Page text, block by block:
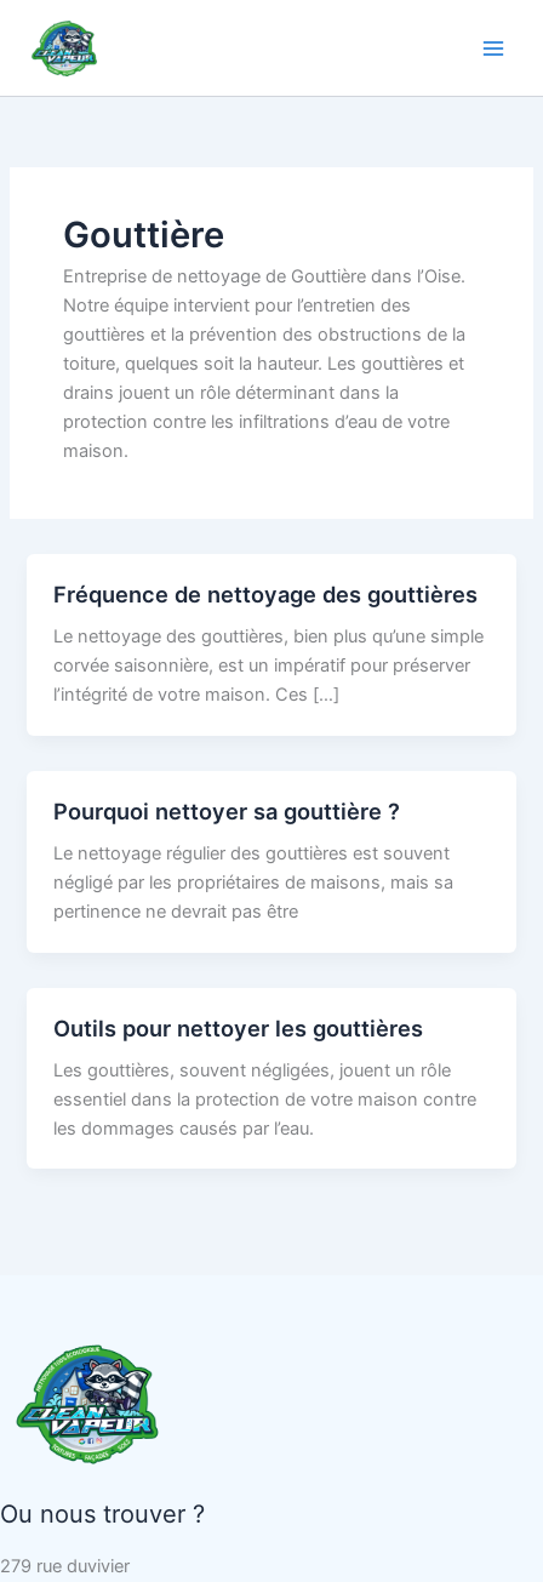
contenu
Gouttière
Entreprise de nettoyage de Gouttière dans l’Oise.
Notre équipe intervient pour l’entretien des
gouttières et la prévention des obstructions de la
toiture, quelques soit la hauteur. Les gouttières et
drains jouent un rôle déterminant dans la
protection contre les infiltrations d’eau de votre
maison.
Fréquence de nettoyage des gouttières
Le nettoyage des gouttières, bien plus qu’une simple
corvée saisonnière, est un impératif pour préserver
l’intégrité de votre maison. Ces […]
Pourquoi nettoyer sa gouttière ?
Le nettoyage régulier des gouttières est souvent
négligé par les propriétaires de maisons, mais sa
pertinence ne devrait pas être
Outils pour nettoyer les gouttières
Les gouttières, souvent négligées, jouent un rôle
essentiel dans la protection de votre maison contre
les dommages causés par l’eau.
Ou nous trouver ?
279 rue duvivier